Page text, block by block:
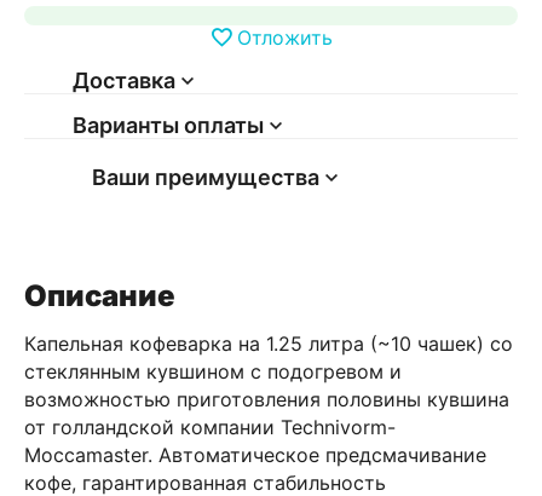
Отложить
Доставка
Варианты оплаты
Ваши преимущества
Описание
Капельная кофеварка на 1.25 литра (~10 чашек) со
стеклянным кувшином с подогревом и
возможностью приготовления половины кувшина
от голландской компании Technivorm-
Moccamaster. Автоматическое предсмачивание
кофе, гарантированная стабильность